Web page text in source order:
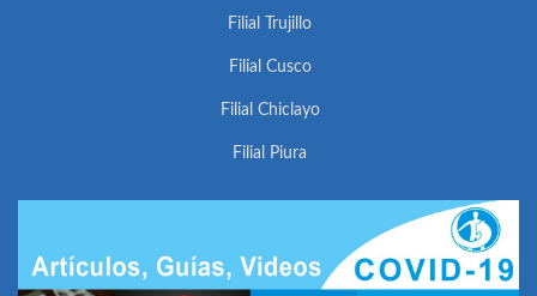
Filial Trujillo
Filial Cusco
Filial Chiclayo
Filial Piura